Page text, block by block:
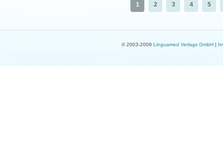
1 2 3 4 5
© 2003-2009 Linguamed Verlags GmbH|